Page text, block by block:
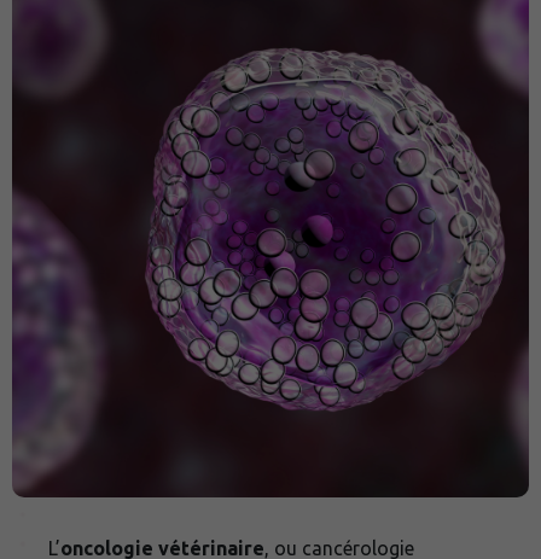
L’oncologie vétérinaire, ou cancérologie